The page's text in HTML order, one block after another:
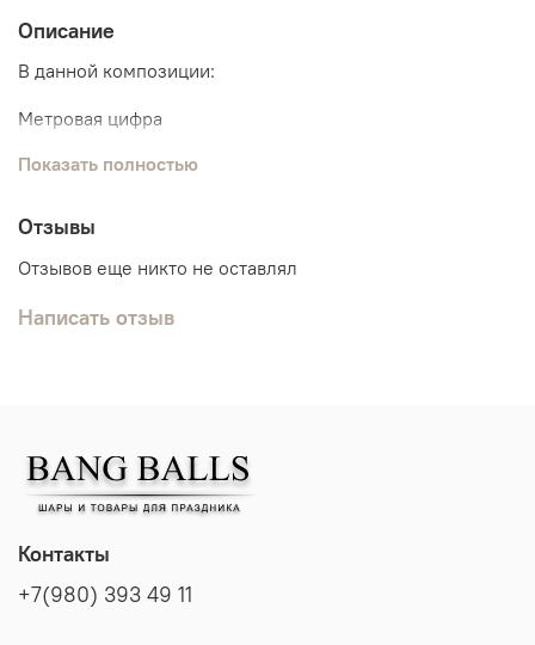
Описание
В данной композиции:
Метровая цифра
Связка из 7 шаров:
4 обычных шарика
Показать полностью
Отзывы
Отзывов еще никто не оставлял
Написать отзыв
Контакты
+7(980) 393 49 11